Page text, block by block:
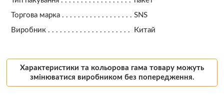
Торгова марка
SNS
Виробник
Китай
Характеристики та кольорова гама товару можуть
змінюватися виробником без попередження.